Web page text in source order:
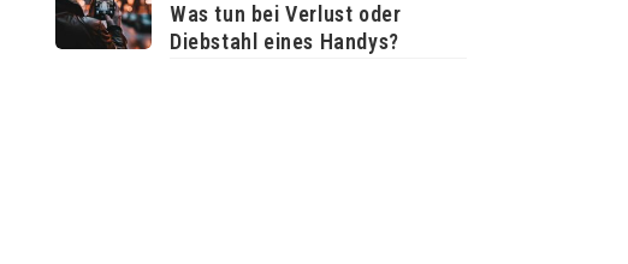
Was tun bei Verlust oder
Diebstahl eines Handys?